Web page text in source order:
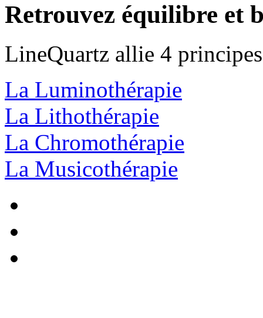
Retrouvez équilibre et
LineQuartz allie 4
La Luminothérapie
La Lithothérapie
La Chromothérapie
La Musicothérapie